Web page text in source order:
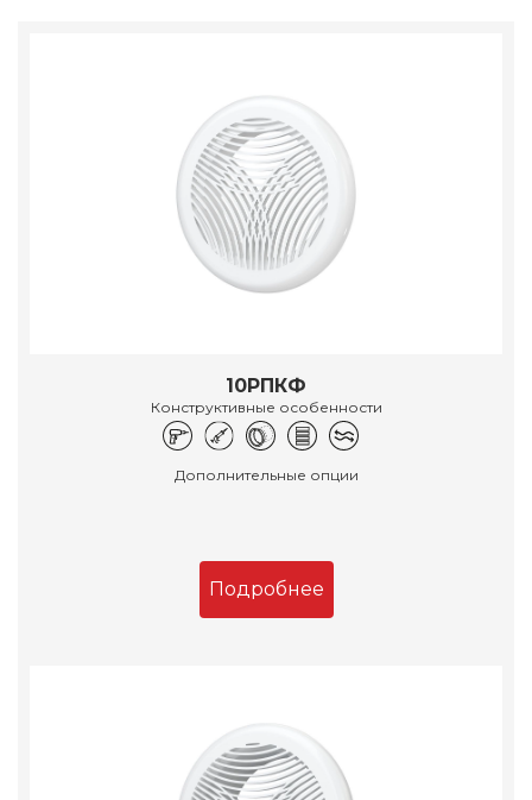
10РПКФ
Конструктивные особенности
Дополнительные опции
Подробнее